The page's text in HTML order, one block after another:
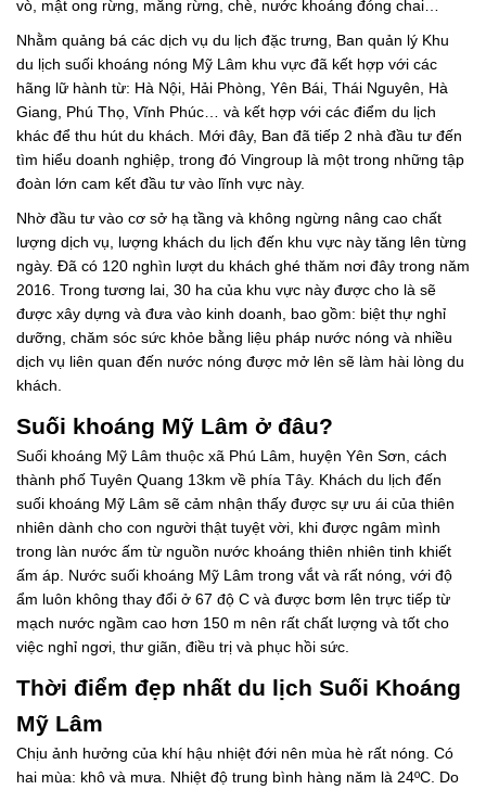
vò, mật ong rừng, măng rừng, chè, nước khoáng đóng chai…
Nhằm quảng bá các dịch vụ du lịch đặc trưng, ​​Ban quản lý Khu
du lịch suối khoáng nóng Mỹ Lâm khu vực đã kết hợp với các
hãng lữ hành từ: Hà Nội, Hải Phòng, Yên Bái, Thái Nguyên, Hà
Giang, Phú Thọ, Vĩnh Phúc… và kết hợp với các điểm du lịch
khác để thu hút du khách. Mới đây, Ban đã tiếp 2 nhà đầu tư đến
tìm hiểu doanh nghiệp, trong đó Vingroup là một trong những tập
đoàn lớn cam kết đầu tư vào lĩnh vực này.
Nhờ đầu tư vào cơ sở hạ tầng và không ngừng nâng cao chất
lượng dịch vụ, lượng khách du lịch đến khu vực này tăng lên từng
ngày. Đã có 120 nghìn lượt du khách ghé thăm nơi đây trong năm
2016. Trong tương lai, 30 ha của khu vực này được cho là sẽ
được xây dựng và đưa vào kinh doanh, bao gồm: biệt thự nghỉ
dưỡng, chăm sóc sức khỏe bằng liệu pháp nước nóng và nhiều
dịch vụ liên quan đến nước nóng được mở lên sẽ làm hài lòng du
khách.
Suối khoáng Mỹ Lâm ở đâu?
Suối khoáng Mỹ Lâm thuộc xã Phú Lâm, huyện Yên Sơn, cách
thành phố Tuyên Quang 13km về phía Tây. Khách du lịch đến
suối khoáng Mỹ Lâm sẽ cảm nhận thấy được sự ưu ái của thiên
nhiên dành cho con người thật tuyệt vời, khi được ngâm mình
trong làn nước ấm từ nguồn nước khoáng thiên nhiên tinh khiết
ấm áp. Nước suối khoáng Mỹ Lâm trong vắt và rất nóng, với độ
ẩm luôn không thay đổi ở 67 độ C và được bơm lên trực tiếp từ
mạch nước ngầm cao hơn 150 m nên rất chất lượng và tốt cho
việc nghỉ ngơi, thư giãn, điều trị và phục hồi sức.
Thời điểm đẹp nhất du lịch Suối Khoáng
Mỹ Lâm
Chịu ảnh hưởng của khí hậu nhiệt đới nên mùa hè rất nóng. Có
hai mùa: khô và mưa. Nhiệt độ trung bình hàng năm là 24ºC. Do